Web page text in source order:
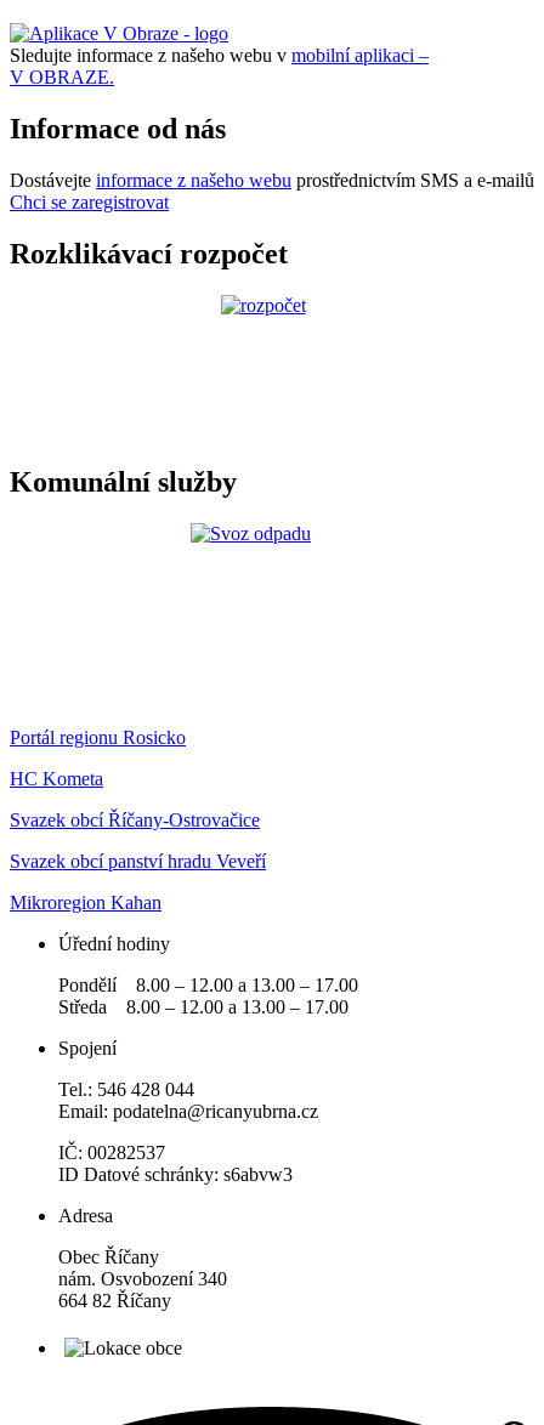
Sledujte informace z našeho webu v mobilní aplikaci –
V OBRAZE.
Informace od nás
Dostávejte informace z našeho webu prostřednictvím SMS a e-mailů
Chci se zaregistrovat
Rozklikávací rozpočet
Komunální služby
Portál regionu Rosicko
HC Kometa
Svazek obcí Říčany-Ostrovačice
Svazek obcí panství hradu Veveří
Mikroregion Kahan
Úřední hodiny
Pondělí 8.00 – 12.00 a 13.00 – 17.00
Středa 8.00 – 12.00 a 13.00 – 17.00
Spojení
Tel.: 546 428 044
Email: podatelna@ricanyubrna.cz
IČ: 00282537
ID Datové schránky: s6abvw3
Adresa
Obec Říčany
nám. Osvobození 340
664 82 Říčany